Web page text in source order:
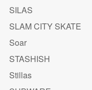
SILAS
SLAM CITY SKATE
Soar
STASHISH
Stillas